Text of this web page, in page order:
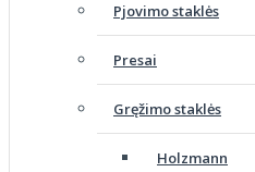
Pjovimo staklės
Presai
Gręžimo staklės
Holzmann